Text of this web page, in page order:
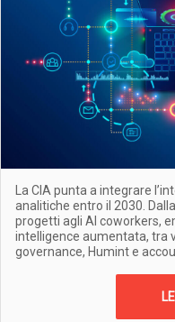
La CIA punta a integrare
analitiche entro il 2030.
progetti agli AI coworkers,
intelligence aumentata, tra
governance, Humint e